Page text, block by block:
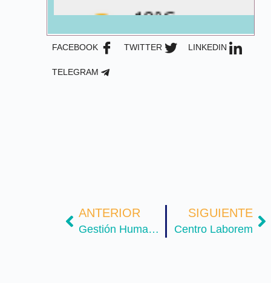
FACEBOOK TWITTER LINKEDIN
TELEGRAM
ANTERIOR
Gestión Humana y Teletrabajo
SIGUIENTE
Centro Laborem